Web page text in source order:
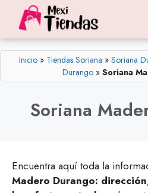
contenido
Inicio » Tiendas Soriana » Soriana
Durango» Soriana
Soriana
Encuentra aquí toda la
Madero Durango: